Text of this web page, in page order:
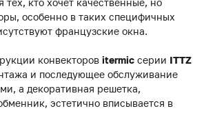
особенно в таких специфичных
французские окна.
конвекторов itermic серии ITTZ
и последующее обслуживание
а декоративная решетка,
эстетично вписывается в